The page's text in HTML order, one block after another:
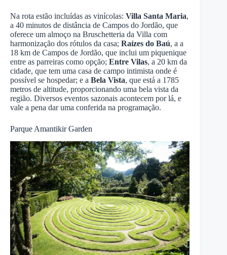
Na rota estão incluídas as vinícolas: Villa Santa Maria,
a 40 minutos de distância de Campos do Jordão, que
oferece um almoço na Bruschetteria da Villa com
harmonização dos rótulos da casa; Raízes do Baú, a a
18 km de Campos de Jordão, que inclui um piquenique
entre as parreiras como opção; Entre Vilas, a 20 km da
cidade, que tem uma casa de campo intimista onde é
possível se hospedar; e a Bela Vista, que está a 1785
metros de altitude, proporcionando uma bela vista da
região. Diversos eventos sazonais acontecem por lá, e
vale a pena dar uma conferida na programação.
Parque Amantikir Garden